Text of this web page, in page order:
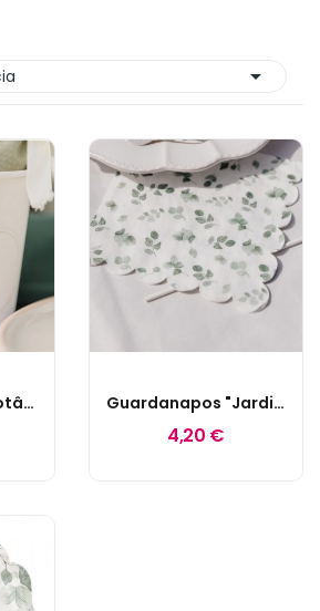

Copos "Jardim Botânico" Folhas Verde Sálvia Guardanapos "Jardim Botânico" Folhas Verde Sálvia
4,20 €